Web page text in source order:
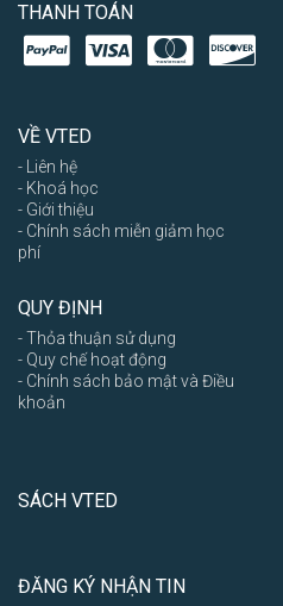
THANH TOÁN
VỀ VTED
- Liên hệ
- Khoá học
- Giới thiệu
- Chính sách miễn giảm học
phí
QUY ĐỊNH
- Thỏa thuận sử dụng
- Quy chế hoạt động
- Chính sách bảo mật và Điều
khoản
SÁCH VTED
ĐĂNG KÝ NHẬN TIN